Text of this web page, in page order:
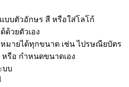
บบตัวอักษร สี หรือใส่โลโก้
ด้วยตัวเอง
มายได้ทุกขนาด เช่น ไปรษณียบัตร
รือ กำหนดขนาดเอง
บบ